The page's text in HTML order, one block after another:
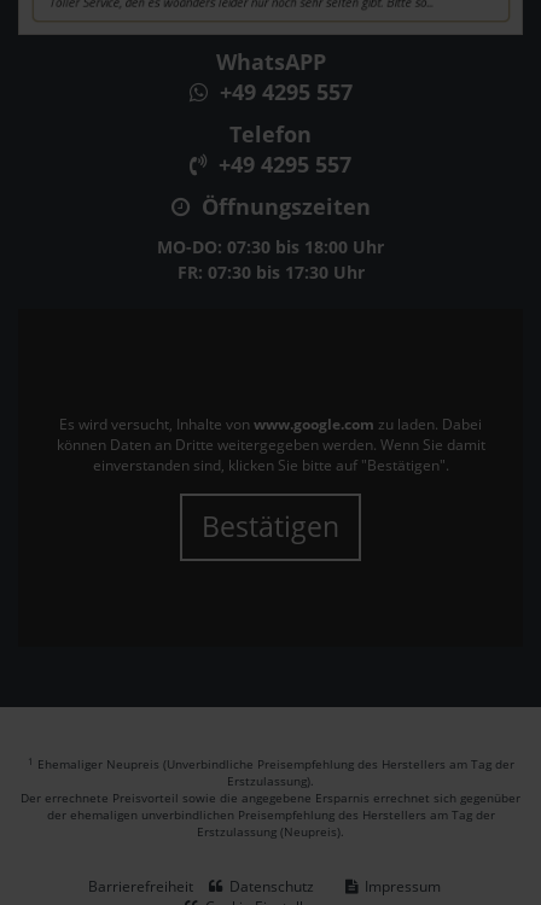
WhatsAPP
+49 4295 557
Telefon
+49 4295 557
Öffnungszeiten
MO-DO: 07:30 bis 18:00 Uhr
FR: 07:30 bis 17:30 Uhr
Es wird versucht, Inhalte von www.google.com zu laden. Dabei
können Daten an Dritte weitergegeben werden. Wenn Sie damit
einverstanden sind, klicken Sie bitte auf "Bestätigen".
Bestätigen
1 Ehemaliger Neupreis (Unverbindliche Preisempfehlung des Herstellers am Tag der
Erstzulassung).
Der errechnete Preisvorteil sowie die angegebene Ersparnis errechnet sich gegenüber
der ehemaligen unverbindlichen Preisempfehlung des Herstellers am Tag der
Erstzulassung (Neupreis).
Barrierefreiheit Datenschutz
Impressum